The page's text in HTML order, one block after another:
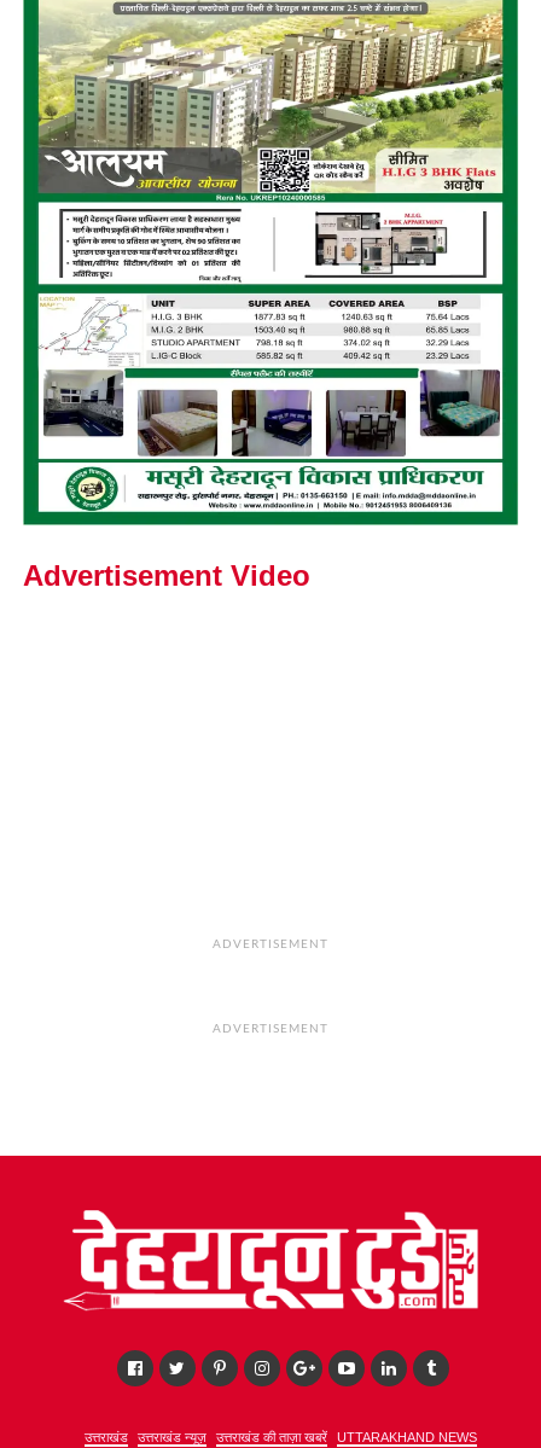
Advertisement Video
ADVERTISEMENT
ADVERTISEMENT
उत्तराखंड उत्तराखंड न्यूज़ उत्तराखंड की ताज़ा खबरें UTTARAKHAND NEWS